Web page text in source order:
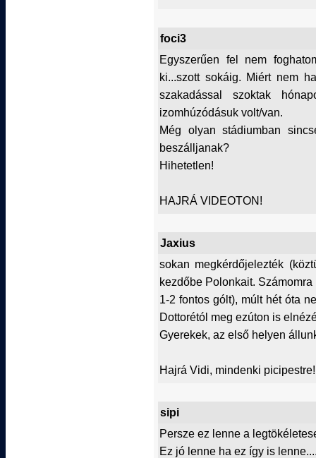
foci3
Egyszerűen fel nem
ki...szott sokáig. Miért nem
szakadással szoktak
izomhúzódásuk volt/van.
Még olyan stádiumban
beszálljanak?
Hihetetlen!
HAJRÁ VIDEOTON!
Jaxius
sokan megkérdőjelezték
kezdőbe Polonkait.
1-2 fontos gólt), múlt hét óta
Dottorétól meg ezúton is
Gyerekek, az első helyen
Hajrá Vidi, mindenki
sipi
Persze ez lenne a
Ez jó lenne ha ez így is